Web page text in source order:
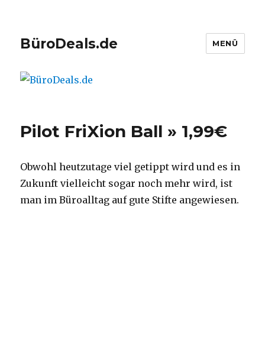
BüroDeals.de MENÜ
Pilot FriXion Ball » 1,99€
Obwohl heutzutage viel getippt wird und es in
Zukunft vielleicht sogar noch mehr wird, ist
man im Büroalltag auf gute Stifte angewiesen.